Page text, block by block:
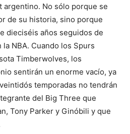
argentino. No sólo porque se
de su historia, sino porque
dieciséis años seguidos de
NBA. Cuando los Spurs
Timberwolves, los
sentirán un enorme vacío, ya
temporadas no tendrán
del Big Three que
Tony Parker y Ginóbili y que